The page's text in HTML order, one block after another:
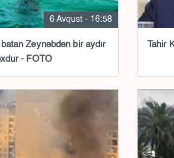
6 Avqust - 16:58
Zeynəbdən bir aydır
- FOTO
Tahir